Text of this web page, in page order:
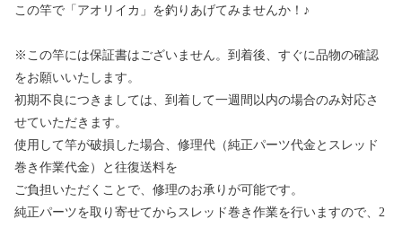
この竿で「アオリイカ」を釣りあげてみませんか！♪
※この竿には保証書はございません。到着後、すぐに品物の確認
をお願いいたします。
初期不良につきましては、到着して一週間以内の場合のみ対応さ
せていただきます。
使用して竿が破損した場合、修理代（純正パーツ代金とスレッド
巻き作業代金）と往復送料を
ご負担いただくことで、修理のお承りが可能です。
純正パーツを取り寄せてからスレッド巻き作業を行いますので、2